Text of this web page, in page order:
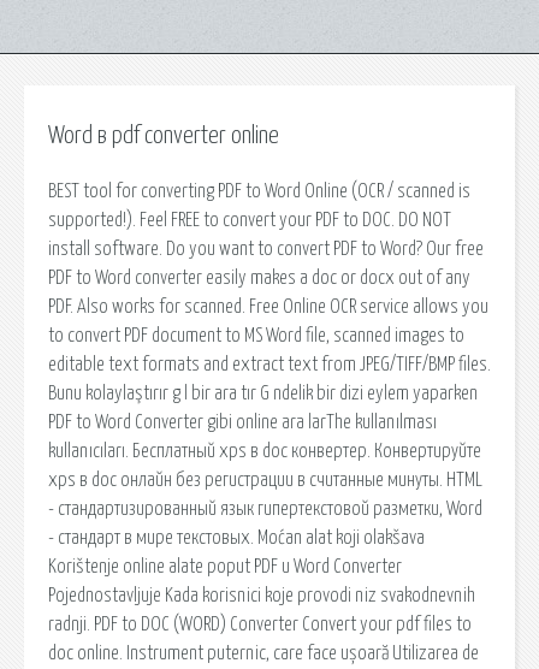
Word в pdf converter online
BEST tool for converting PDF to Word Online (OCR / scanned is
supported!). Feel FREE to convert your PDF to DOC. DO NOT
install software. Do you want to convert PDF to Word? Our free
PDF to Word converter easily makes a doc or docx out of any
PDF. Also works for scanned. Free Online OCR service allows you
to convert PDF document to MS Word file, scanned images to
editable text formats and extract text from JPEG/TIFF/BMP files.
Bunu kolaylaştırır g l bir ara tır G ndelik bir dizi eylem yaparken
PDF to Word Converter gibi online ara larThe kullanılması
kullanıcıları. Бесплатный xps в doc конвертер. Конвертируйте
xps в doc онлайн без регистрации в считанные минуты. HTML
- стандартизированный язык гипертекстовой разметки, Word
- стандарт в мире текстовых. Moćan alat koji olakšava
Korištenje online alate poput PDF u Word Converter
Pojednostavljuje Kada korisnici koje provodi niz svakodnevnih
radnji. PDF to DOC (WORD) Converter Convert your pdf files to
doc online. Instrument puternic, care face ușoară Utilizarea de